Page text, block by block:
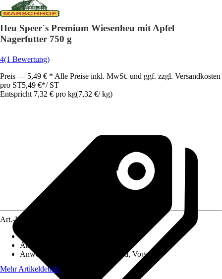
Heu Speer´s Premium Wiesenheu mit Apfel
Nagerfutter 750 g
4(1 Bewertung)
Preis — 5,49 € * Alle Preise inkl. MwSt. und ggf. zzgl. Versandkosten
pro ST5,49 €*/ ST
Entspricht 7,32 € pro kg(7,32 €/ kg)
Art.-Nr.
Anwendung
Anwendungsbereich
Nager, Pferd, Vogel
Mehr Artikeldetails